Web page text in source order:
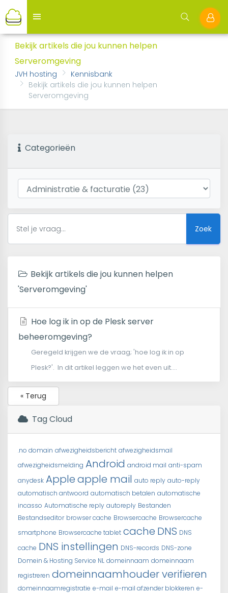
Bekijk artikels die jou kunnen helpen
Serveromgeving
JVH hosting
Kennisbank
Bekijk artikels die jou kunnen helpen
Serveromgeving
Categorieën
Zoek
Bekijk artikels die jou kunnen helpen
'Serveromgeving'
Hoe log ik in op de Plesk server
beheeromgeving?
Geregeld krijgen we de vraag; 'hoe log ik in op
Plesk?'. In dit artikel leggen we het even uit....
« Terug
Tag Cloud
.no domain afwezigheidsbericht afwezigheidsmail
afwezigheidsmelding Android android mail anti-spam
anydesk Appleapple mail auto reply auto-reply
automatisch antwoord automatisch betalen automatische
incasso Automatische reply autoreply Bestanden
Bestandseditor browser cache Browsercache Browsercache
smartphone Browsercache tablet cache DNS DNS
cache DNS instellingen DNS-records DNS-zone
Domein & Hosting Service NL domeinnaam domeinnaam
registreren domeinnaamhouder verifieren
domeinnaamregistratie e-mail e-mail afzender blokkeren e-